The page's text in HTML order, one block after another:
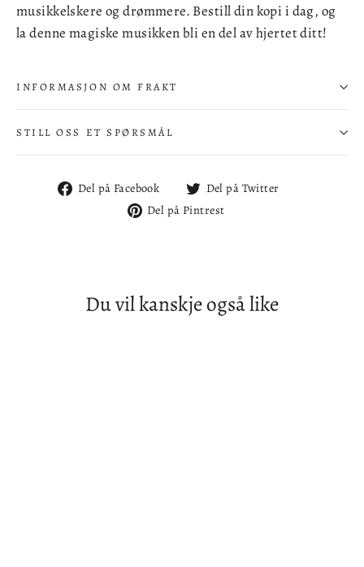
musikkelskere og drømmere. Bestill din kopi i dag, og
la denne magiske musikken bli en del av hjertet ditt!
INFORMASJON OM FRAKT
STILL OSS ET SPØRSMÅL
Del på Facebook
Del
på
Del på Twitter
Del på Pintrest
Du vil kanskje også like